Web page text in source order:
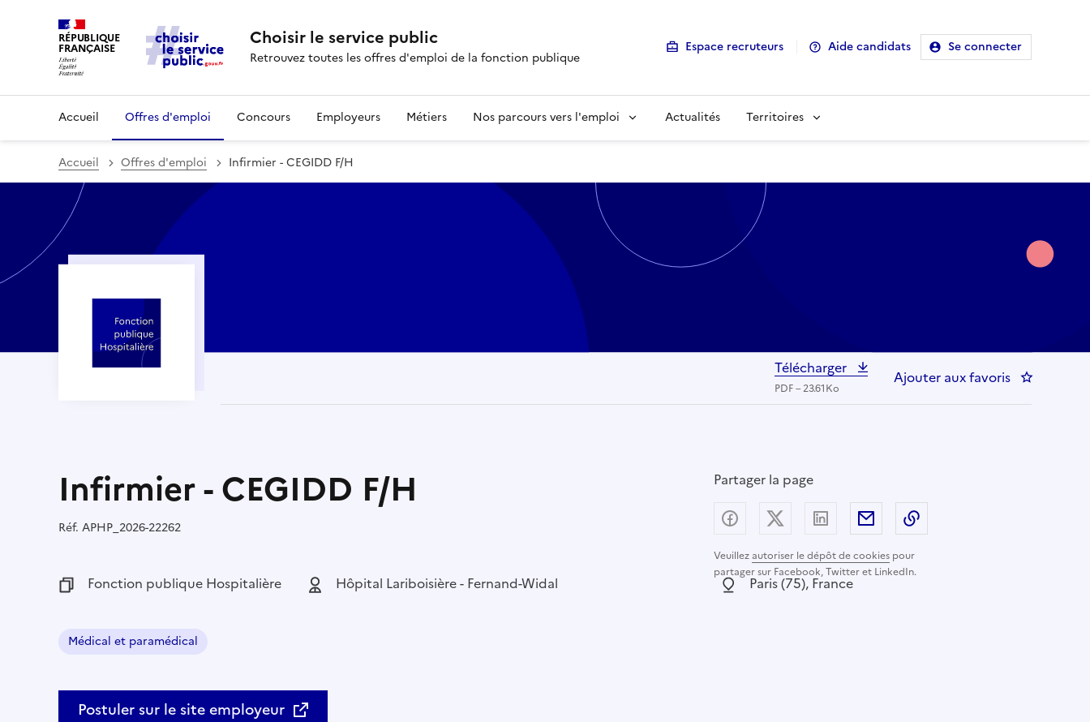
RÉPUBLIQUE
FRANÇAISE Choisir le service public
Retrouvez toutes les offres d'emploi de la fonction publique
Espace recruteurs Aide candidats Se connecter
Accueil Offres d'emploi Concours Employeurs Métiers Nos parcours vers l'emploi Actualités Territoires
Accueil Offres d'emploi Infirmier - CEGIDD F/H
Télécharger
PDF – 23.61Ko
Ajouter aux favoris : Infirmier -
Infirmier - CEGIDD F/H Partager la page
Veuillezautoriser le dépôt de cookies pour
partager sur Facebook, Twitter et LinkedIn.
Partager sur Facebook
Partager sur X (anciennement Twitter) -
Partager sur LinkedIn
Partager par email
Réf. Référence :
APHP_2026-22262
Fonction publique :
Fonction publique Hospitalière Employeur :
Hôpital Lariboisière - Fernand-Widal Localisation :
Paris (75), France
Médical et paramédical
Postuler sur le site employeur